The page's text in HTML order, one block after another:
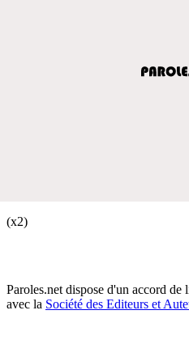
(x2)
Paroles.net dispose d'un accord de
avec la Société des Editeurs et